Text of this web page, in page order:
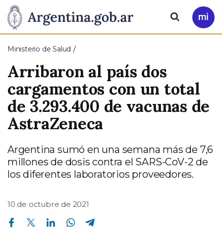
Presidencia
de
Nación
Pasar al contenido principal
Ir
a
Buscar
Ministerio de Salud
Arribaron al país dos
cargamentos con un total
de 3.293.400 de vacunas de
AstraZeneca
Argentina sumó en una semana más de 7,6
millones de dosis contra el SARS-CoV-2 de
los diferentes laboratorios proveedores.
10 de octubre de 2021
Compartir en Facebook Compartir en Twitter Compartir en Linkedin Compartir en Whatsapp